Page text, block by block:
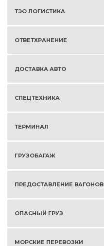
ТЭО ЛОГИСТИКА
ОТВЕТХРАНЕНИЕ
ДОСТАВКА АВТО
СПЕЦТЕХНИКА
ТЕРМИНАЛ
ГРУЗОБАГАЖ
ПРЕДОСТАВЛЕНИЕ ВАГОНОВ
ОПАСНЫЙ ГРУЗ
МОРСКИЕ ПЕРЕВОЗКИ